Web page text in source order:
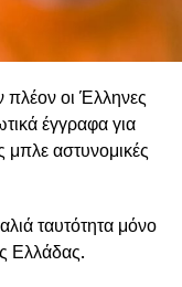
οι οποίες
Αν δεν
συνεχίσουν να
ζωντανή μετάδοση.
οι Έλληνες
έγγραφα για
μπλε αστυνομικές
ταυτότητα μόνο
Ελλάδας.